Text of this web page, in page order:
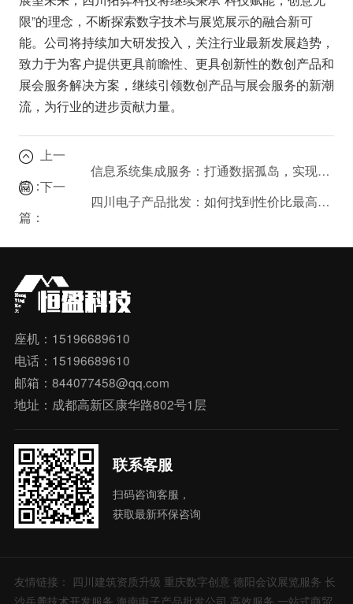
限”的理念，不断探索数字技术与展览展示的融合新可
能。公司将持续加大研发投入，关注行业最新发展趋势，
致力于为客户提供更具前瞻性、更具创新性的数创产品和
展会服务解决方案，继续引领数创产品与展会服务的新潮
流，为行业的进步贡献力量。
上一
篇：
信息系统集成服务：打通数据孤岛，实现业务协同
下一
篇：
四川电子产品批发：如何找到性价比最高的供应商？
座机：15196689610
电话：15196689610
邮箱：844077458@qq.com
地址：成都高新区康华路802号1层
联系客服
扫码咨询客服，
获取最新环保咨询
友情链接： 四川建筑资质升级 重庆数字创意 德阳会议展览服务 长